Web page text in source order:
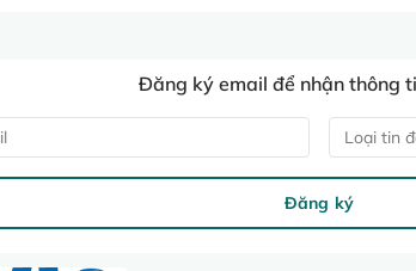
Đăng ký email để nhận thông
Loại tin
Đăng ký